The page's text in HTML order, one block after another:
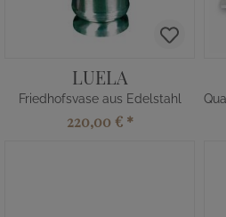
LUELA
Friedhofsvase aus Edelstahl
220,00 € *